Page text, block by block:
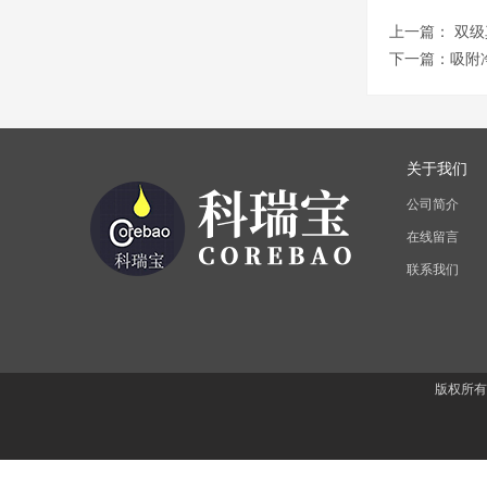
上一篇： 双
下一篇： 吸附
关于我们
公司简介
在线留言
联系我们
版权所